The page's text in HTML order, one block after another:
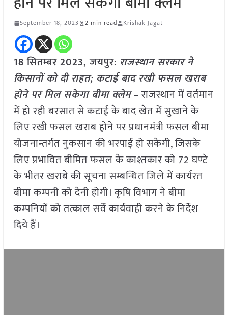
September 18, 2023 2 min read Krishak Jagat
18 सितम्बर 2023, जयपुर: राजस्थान सरकार ने
किसानों को दी राहत; कटाई बाद रखी फसल खराब
होने पर मिल सकेगा बीमा क्लेम– राजस्थान में वर्तमान
में हो रही बरसात से कटाई के बाद खेत में सुखाने के
लिए रखी फसल खराब होने पर प्रधानमंत्री फसल बीमा
योजनान्तर्गत नुकसान की भरपाई हो सकेगी, जिसके
लिए प्रभावित बीमित फसल के काश्तकार को 72 घण्टे
के भीतर खराबे की सूचना सम्बन्धित जिले में कार्यरत
बीमा कम्पनी को देनी होगी। कृषि विभाग ने बीमा
कम्पनियों को तत्काल सर्वे कार्यवाही करने के निर्देश
दिये हैं।